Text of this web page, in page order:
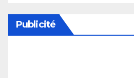
Publicité